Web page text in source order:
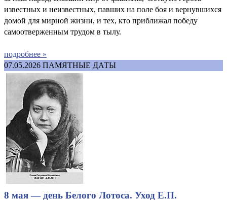
известных и неизвестных, павших на поле боя и вернувшихся
домой для мирной жизни, и тех, кто приближал победу
самоотверженным трудом в тылу.
подробнее »
07.05.2026 ПАМЯТНЫЕ ДАТЫ
8 мая — день Белого Лотоса. Уход Е.П.